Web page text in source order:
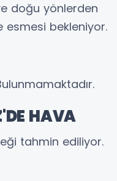
doğu yönlerden
esmesi bekleniyor.
HAVA
tahmin ediliyor.